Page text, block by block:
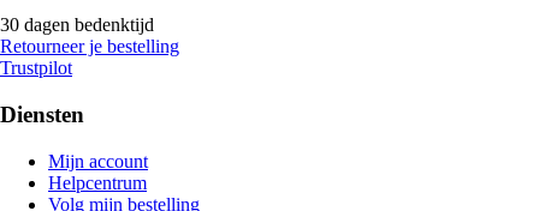
30 dagen bedenktijd
Retourneer je bestelling
Trustpilot
Diensten
Mijn account
Helpcentrum
Volg mijn bestelling